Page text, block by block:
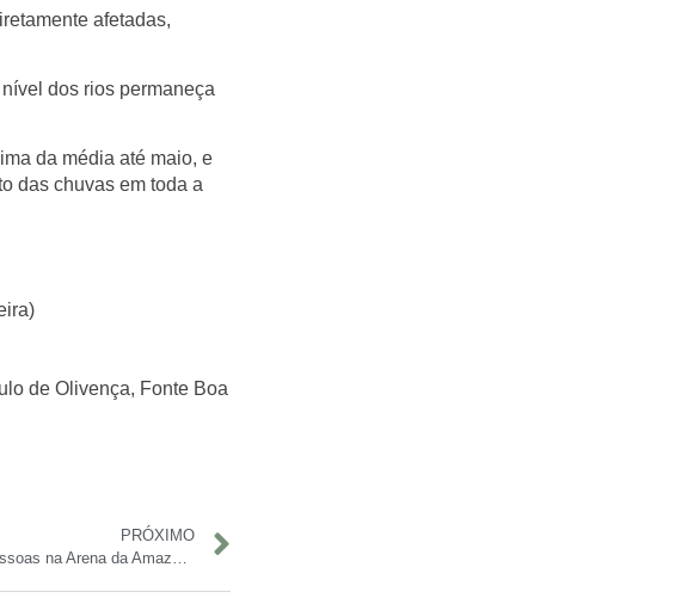
afetadas,
dos rios permaneça
da média até maio, e
das chuvas em toda a
de Olivença, Fonte Boa
PRÓXIMO